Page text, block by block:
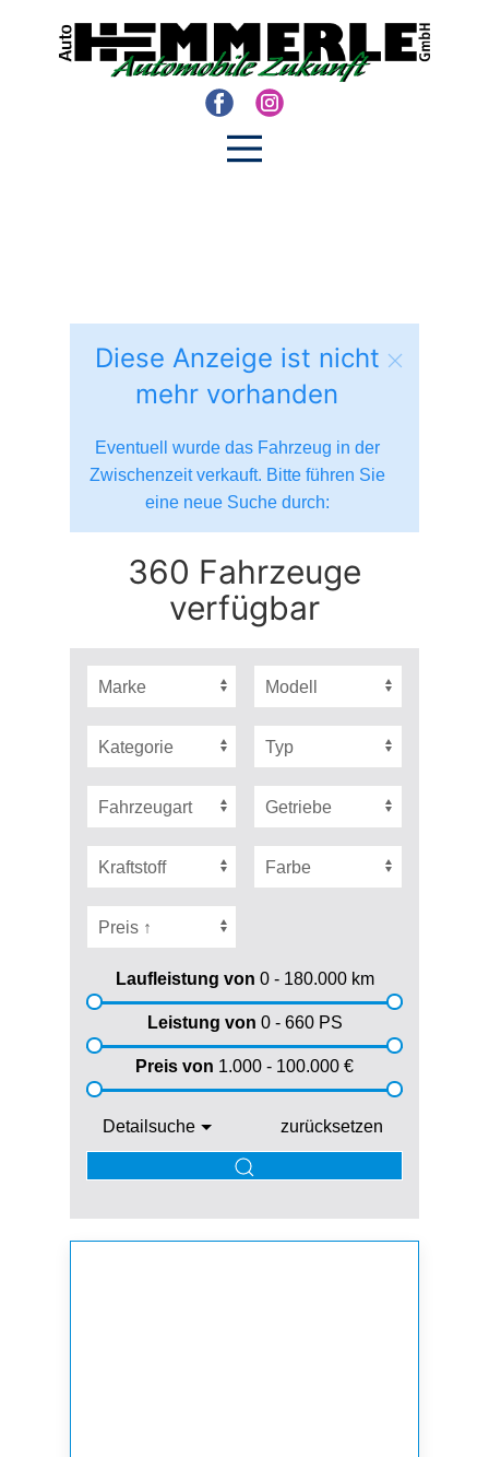
Diese Anzeige ist nicht
mehr vorhanden
Eventuell wurde das Fahrzeug in der
Zwischenzeit verkauft. Bitte führen Sie
eine neue Suche durch:
360 Fahrzeuge
verfügbar
Laufleistung von 0 - 180.000km
Leistung von 0 - 660PS
Preis von 1.000 - 100.000 €
Detailsuche zurücksetzen